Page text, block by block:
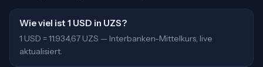
Wie viel ist 1 USD in UZS?
1 USD = 11.934,67 UZS — Interbanken-Mittelkurs, live
aktualisiert.